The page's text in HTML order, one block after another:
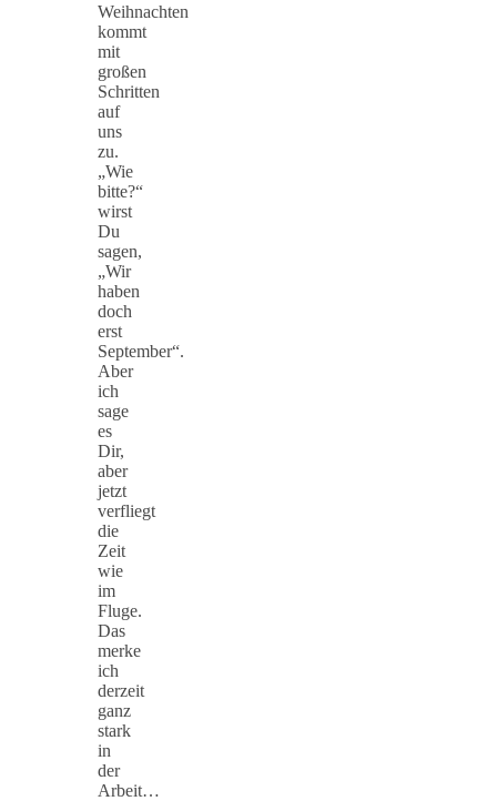
Weihnachten
kommt
mit
großen
Schritten
auf
uns
zu.
„Wie
bitte?“
wirst
Du
sagen,
„Wir
haben
doch
erst
September“.
Aber
ich
sage
es
Dir,
aber
jetzt
verfliegt
die
Zeit
wie
im
Fluge.
Das
merke
ich
derzeit
ganz
stark
in
der
Arbeit…